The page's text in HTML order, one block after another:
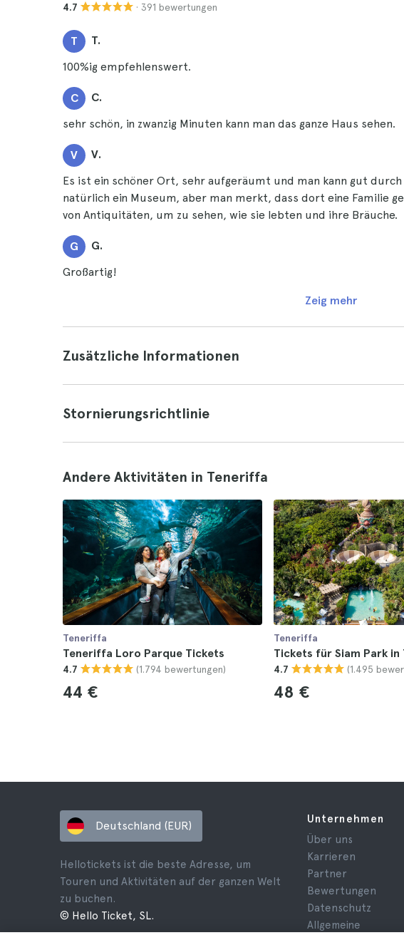
4.7 · 391 bewertungen
T T.
100%ig empfehlenswert.
C C.
sehr schön, in zwanzig Minuten kann man das ganze Haus sehen.
V V.
Es ist ein schöner Ort, sehr aufgeräumt und man kann gut
natürlich ein Museum, aber man merkt, dass dort eine Familie
von Antiquitäten, um zu sehen, wie sie lebten und ihre Bräuche.
G G.
Großartig!
Zeig mehr
Zusätzliche Informationen
Stornierungsrichtlinie
Andere Aktivitäten in Teneriffa
Teneriffa
Teneriffa Loro Parque Tickets
4.7 (1.794 bewertungen)
44 €
Teneriffa
Tickets für Siam Park
4.7 (1.495
48 €
Deutschland (EUR)
Hellotickets ist die beste Adresse, um
Touren und Aktivitäten auf der ganzen Welt
zu buchen.
© Hello Ticket, SL.
Unternehmen
Über uns
Karrieren
Partner
Bewertungen
Datenschutz
Allgemeine